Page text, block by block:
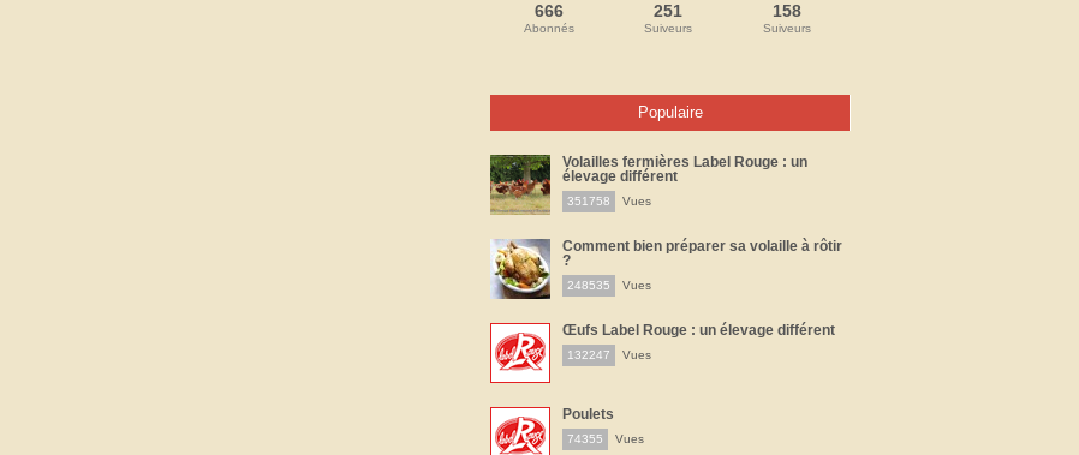
666
Abonnés
251
Suiveurs
158
Suiveurs
Populaire
Volailles fermières Label Rouge : un
élevage différent
351758 Vues
Comment bien préparer sa volaille à rôtir
?
248535 Vues
Œufs Label Rouge : un élevage différent
132247 Vues
Poulets
74355 Vues